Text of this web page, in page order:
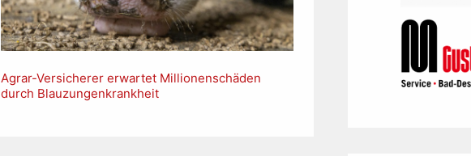
Agrar-Versicherer erwartet Millionenschäden
durch Blauzungenkrankheit